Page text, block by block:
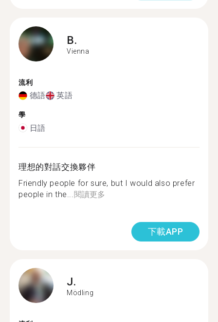
B.
Vienna
流利
德語 英語
學
日語
理想的對話交換夥伴
Friendly people for sure, but I would also prefer
people in the... 閱讀更多
下載APP
J.
Mödling